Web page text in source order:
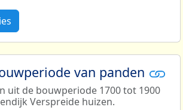
van panden
uit de bouwperiode 1700 tot 1900
Verspreide huizen.